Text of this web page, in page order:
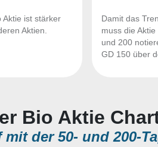
Aktie ist stärker
Aktien.
Damit das
muss die
und 200
GD 150 über
Bio Aktie
der 50- und 200-